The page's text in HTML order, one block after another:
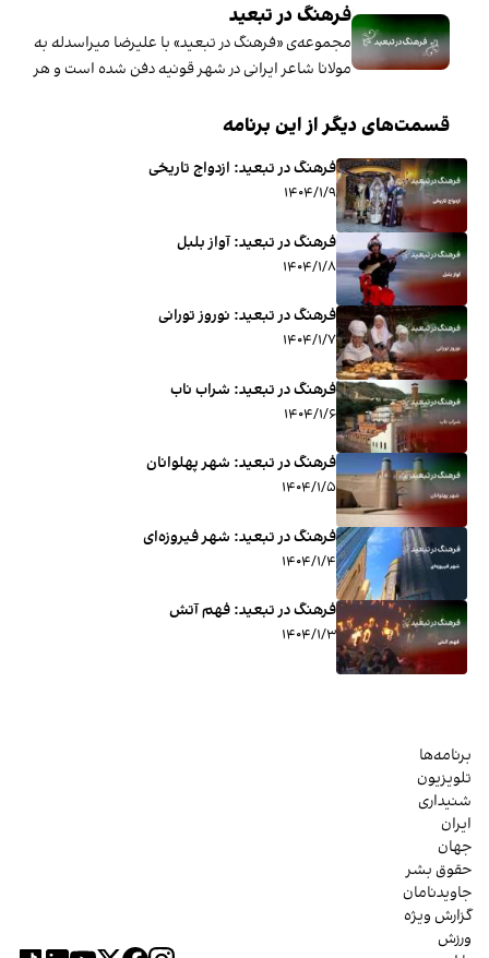
فرهنگ در تبعید
مجموعه‌ی «فرهنگ در تبعید» با علیرضا میراسدله به سراغ
مولانا شاعر ایرانی در شهر قونیه دفن شده است و هر
قسمت‌های دیگر از این برنامه
فرهنگ در تبعید: ازدواج تاریخی
۱۴۰۴/۱/۹
فرهنگ در تبعید: آواز بلبل
۱۴۰۴/۱/۸
فرهنگ در تبعید: نوروز تورانی
۱۴۰۴/۱/۷
فرهنگ در تبعید: شراب ناب
۱۴۰۴/۱/۶
فرهنگ در تبعید: شهر پهلوانان
۱۴۰۴/۱/۵
فرهنگ در تبعید: شهر فیروزه‌ای
۱۴۰۴/۱/۴
فرهنگ در تبعید: فهم آتش
۱۴۰۴/۱/۳
برنامه‌ها
تلویزیون
شنیداری
ایران
جهان
حقوق بشر
جاویدنامان
گزارش ویژه
ورزش